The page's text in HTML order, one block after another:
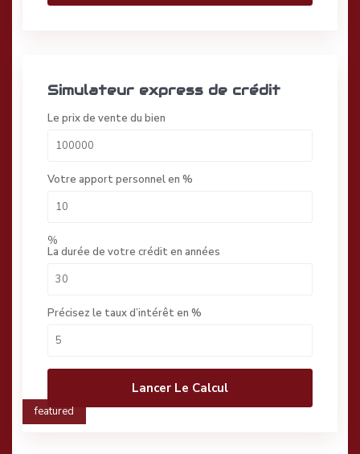
Simulateur express de crédit
Le prix de vente du bien
Votre apport personnel en %
%
La durée de votre crédit en années
Précisez le taux d’intérêt en %
Lancer Le Calcul
featured